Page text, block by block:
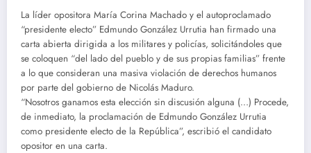
La líder opositora María Corina Machado y el autoproclamado
“presidente electo” Edmundo González Urrutia han firmado una
carta abierta dirigida a los militares y policías, solicitándoles que
se coloquen “del lado del pueblo y de sus propias familias” frente
a lo que consideran una masiva violación de derechos humanos
por parte del gobierno de Nicolás Maduro.
“Nosotros ganamos esta elección sin discusión alguna (…) Procede,
de inmediato, la proclamación de Edmundo González Urrutia
como presidente electo de la República”, escribió el candidato
opositor en una carta.